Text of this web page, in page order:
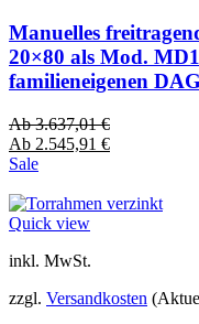
Manuelles
20×80 als Mod.
familieneigenen
Ab3.637,01€
Ab 2.545,91 €
Sale
Quick view
inkl. MwSt.
zzgl. Versandkosten